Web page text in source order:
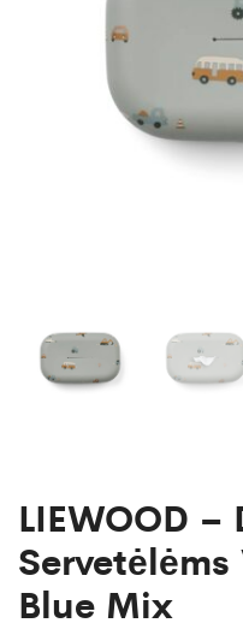
LIEWOOD
Blue Mix